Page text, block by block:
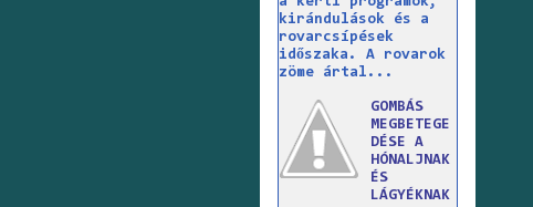
kirándulások és a
rovarcsípések
időszaka. A rovarok
zöme ártal...
GOMBÁS
MEGBETEGE
DÉSE A
HÓNALJNAK
ÉS
LÁGYÉKNAK